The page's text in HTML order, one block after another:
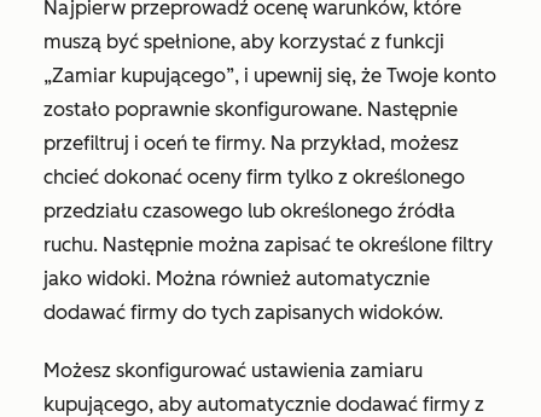
Najpierw przeprowadź ocenę warunków, które
muszą być spełnione, aby korzystać z funkcji
„Zamiar kupującego”, i upewnij się, że Twoje konto
zostało poprawnie skonfigurowane. Następnie
przefiltruj i oceń te firmy. Na przykład, możesz
chcieć dokonać oceny firm tylko z określonego
przedziału czasowego lub określonego źródła
ruchu. Następnie można zapisać te określone filtry
jako widoki. Można również automatycznie
dodawać firmy do tych zapisanych widoków.
Możesz skonfigurować ustawienia zamiaru
kupującego, aby automatycznie dodawać firmy z